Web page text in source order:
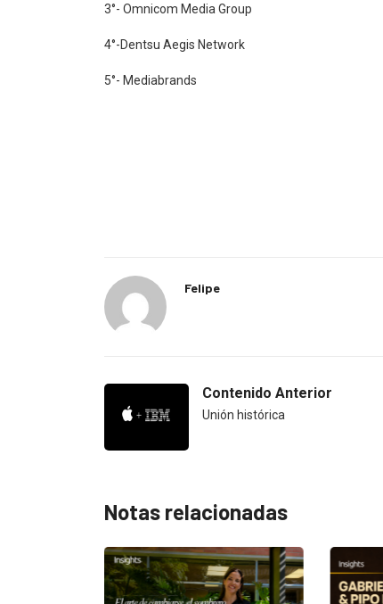
3°- Omnicom Media Group
4°-Dentsu Aegis Network
5°- Mediabrands
Felipe
Contenido Anterior
Unión histórica
Notas relacionadas